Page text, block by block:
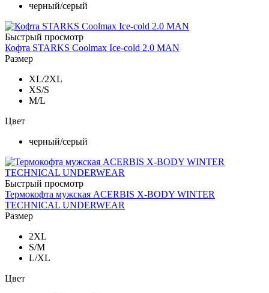
черный/серый
Быстрый просмотр
Кофта STARKS Coolmax Ice-cold 2.0 MAN
Размер
XL/2XL
XS/S
M/L
Цвет
черный/серый
Быстрый просмотр
Термокофта мужская ACERBIS X-BODY WINTER
TECHNICAL UNDERWEAR
Размер
2XL
S/M
L/XL
Цвет